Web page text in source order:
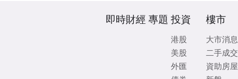
即時財經 專題 投資
港股
美股
外匯
樓市
大市消息
二手成交
資助房屋